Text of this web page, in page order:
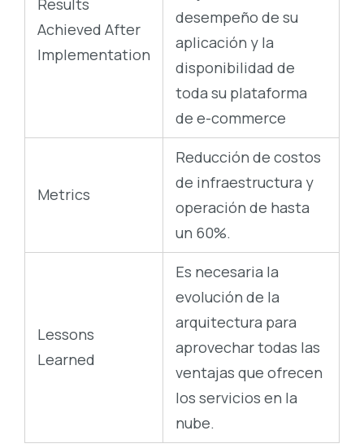
Results
Achieved After
Implementation
desempeño de su
aplicación y la
disponibilidad de
toda su plataforma
de e-commerce
Metrics
Reducción de costos
de infraestructura y
operación de hasta
un 60%.
Lessons
Learned
Es necesaria la
evolución de la
arquitectura para
aprovechar todas las
ventajas que ofrecen
los servicios en la
nube.